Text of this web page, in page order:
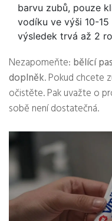
barvu zubů, pouze
vodíku ve výši 10-
výsledek trvá až 2
Nezapomeňte: bělící
doplněk. Pokud chcete
očistěte. Pak uvažte o
sobě není dostatečná.